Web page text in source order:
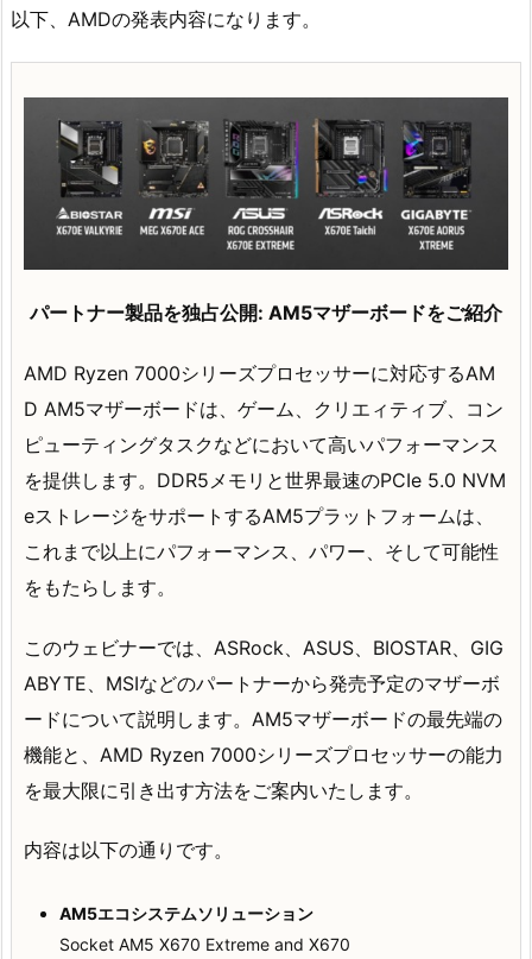
以下、AMDの発表内容になります。
パートナー製品を独占公開: AM5マザーボードをご紹介
AMD Ryzen 7000シリーズプロセッサーに対応するAM
D AM5マザーボードは、ゲーム、クリエィティブ、コン
ピューティングタスクなどにおいて高いパフォーマンス
を提供します。DDR5メモリと世界最速のPCIe 5.0 NVM
eストレージをサポートするAM5プラットフォームは、
これまで以上にパフォーマンス、パワー、そして可能性
をもたらします。
このウェビナーでは、ASRock、ASUS、BIOSTAR、GIG
ABYTE、MSIなどのパートナーから発売予定のマザーボ
ードについて説明します。AM5マザーボードの最先端の
機能と、AMD Ryzen 7000シリーズプロセッサーの能力
を最大限に引き出す方法をご案内いたします。
内容は以下の通りです。
AM5エコシステムソリューション
Socket AM5 X670 Extreme and X670